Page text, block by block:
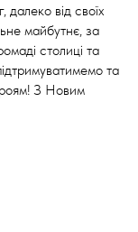
далеко від своїх
майбутнє, за
столиці та
та
З Новим